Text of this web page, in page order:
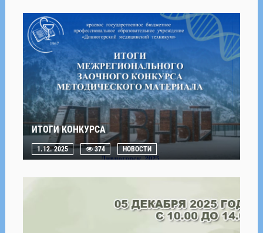
ИТОГИ КОНКУРСА
1.12. 2025 374 НОВОСТИ